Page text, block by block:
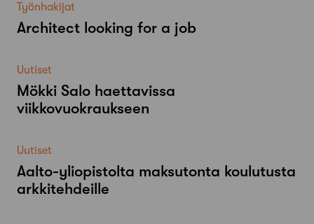
Työnhakijat
Architect looking for a job
Uutiset
Mökki Salo haettavissa
viikkovuokraukseen
Uutiset
Aalto-​yliopistolta maksutonta koulutusta
arkkitehdeille